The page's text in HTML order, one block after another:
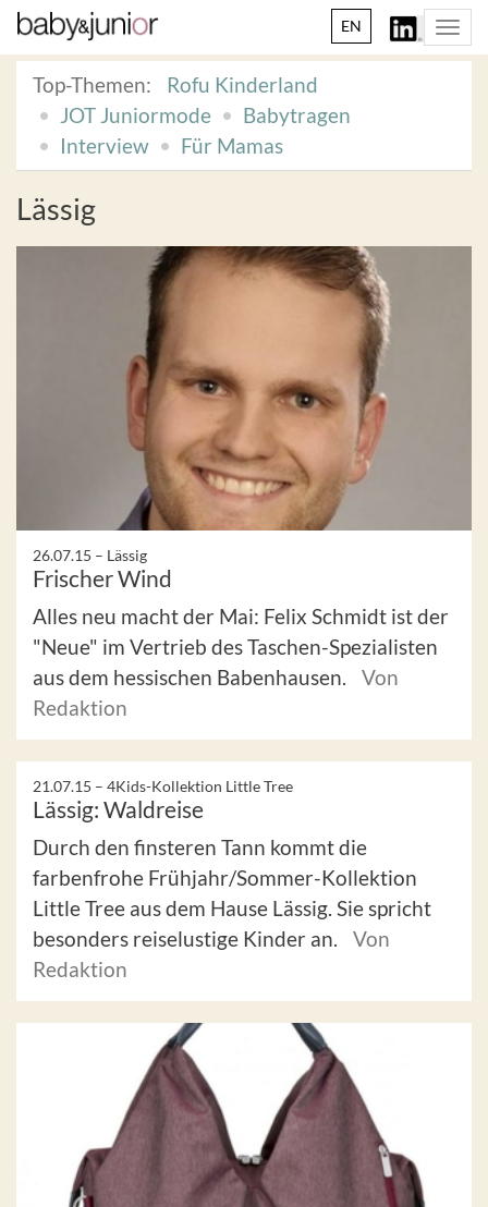
EN
Top-Themen:
Rofu Kinderland
JOT Juniormode
Babytragen
Interview
Für Mamas
Lässig
26.07.15 – Lässig
Frischer Wind
Alles neu macht der Mai: Felix Schmidt ist der
"Neue" im Vertrieb des Taschen-Spezialisten
aus dem hessischen Babenhausen.
Von
Redaktion
21.07.15 – 4Kids-Kollektion Little Tree
Lässig: Waldreise
Durch den finsteren Tann kommt die
farbenfrohe Frühjahr/Sommer-Kollektion
Little Tree aus dem Hause Lässig. Sie spricht
besonders reiselustige Kinder an.
Von
Redaktion